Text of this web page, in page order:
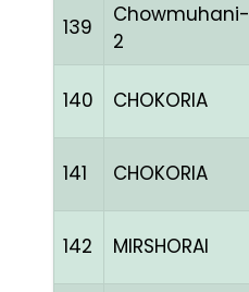
139
Chowmuhani-
2
140 CHOKORIA
141 CHOKORIA
142 MIRSHORAI